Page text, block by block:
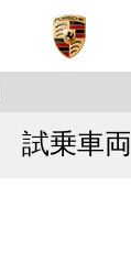
試乗車両